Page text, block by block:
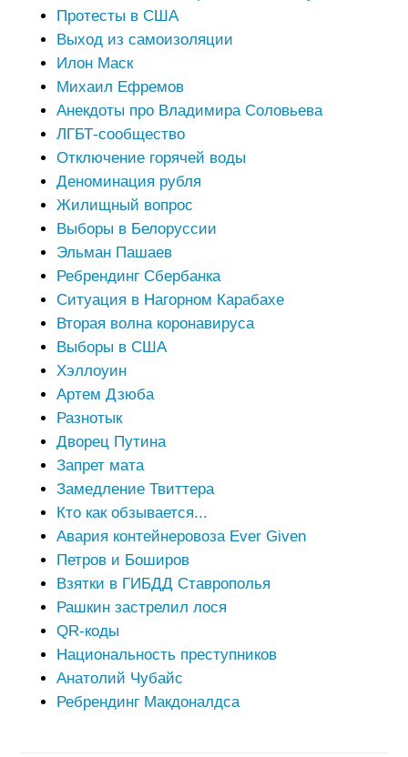
Протесты в США
Выход из самоизоляции
Илон Маск
Михаил Ефремов
Анекдоты про Владимира Соловьева
ЛГБТ-сообщество
Отключение горячей воды
Деноминация рубля
Жилищный вопрос
Выборы в Белоруссии
Эльман Пашаев
Ребрендинг Сбербанка
Ситуация в Нагорном Карабахе
Вторая волна коронавируса
Выборы в США
Хэллоуин
Артем Дзюба
Разнотык
Дворец Путина
Запрет мата
Замедление Твиттера
Кто как обзывается...
Авария контейнеровоза Ever Given
Петров и Боширов
Взятки в ГИБДД Ставрополья
Рашкин застрелил лося
QR-коды
Национальность преступников
Анатолий Чубайс
Ребрендинг Макдоналдса